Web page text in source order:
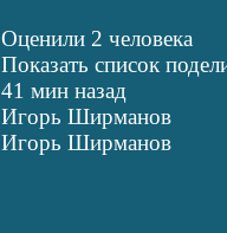
Оценили 2 человека
Показать список
41 мин назад
Игорь Ширманов
Игорь Ширманов